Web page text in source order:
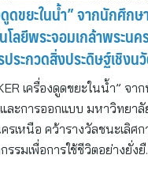
ดูดขยะในน้ำ” จากนักศึกษ
โลยีพระจอมเกล้าพระนค
ประกวดสิ่งประดิษฐ์เชิงน
งยั่งยืนเครื่องดูดขยะในน้ำ” จา
ะการออกแบบ มหาวิทยาลั
รเหนือ คว้ารางวัลชนะเลิศ
รรมเพื่อการใช้ชีวิตอย่างยั่ง